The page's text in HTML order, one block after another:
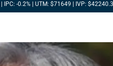
-0.2% | UTM: $71649 | IVP: